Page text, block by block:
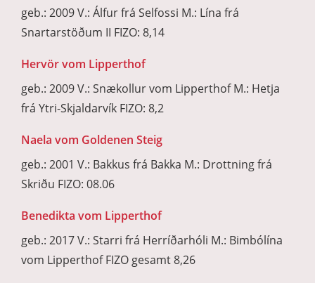
geb.: 2009 V.: Álfur frá Selfossi M.: Lína frá
Snartarstöðum II FIZO: 8,14
Hervör vom Lipperthof
geb.: 2009 V.: Snækollur vom Lipperthof M.: Hetja
frá Ytri-Skjaldarvík FIZO: 8,2
Naela vom Goldenen Steig
geb.: 2001 V.: Bakkus frá Bakka M.: Drottning frá
Skriðu FIZO: 08.06
Benedikta vom Lipperthof
geb.: 2017 V.: Starri frá Herríðarhóli M.: Bimbólína
vom Lipperthof FIZO gesamt 8,26